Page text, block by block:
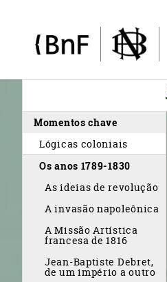
Menu
éditorial
Momentos chave
Lógicas coloniais
Os anos 1789-1830
As ideias de revolução
A invasão napoleônica
A Missão Artística
francesa de 1816
Jean-Baptiste Debret,
de um império a outro